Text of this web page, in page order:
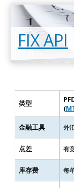
Read more
FIX API
Read more
类型
(
金融工具 外
点差 有
库存费 每